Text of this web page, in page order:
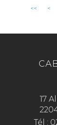
<< <
17
Tél :